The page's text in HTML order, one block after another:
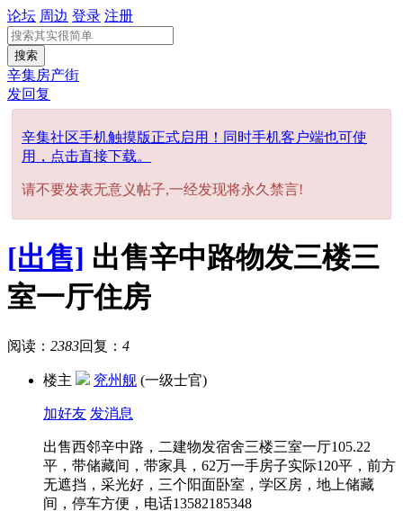
论坛 周边 登录 注册
搜索
辛集房产街
发回复
辛集社区手机触摸版正式启用！同时手机客户端也可使
用，点击直接下载。
请不要发表无意义帖子,一经发现将永久禁言!
[出售] 出售辛中路物发三楼三
室一厅住房
阅读： 2383回复： 4
楼主 兖州舰 (一级士官)
加好友 发消息
出售西邻辛中路，二建物发宿舍三楼三室一厅105.22
平，带储藏间，带家具，62万一手房子实际120平，前方
无遮挡，采光好，三个阳面卧室，学区房，地上储藏
间，停车方便，电话13582185348